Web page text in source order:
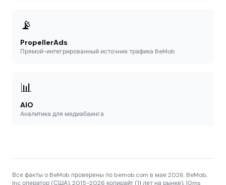
📡
PropellerAds
Прямой-интегрированный источник трафика BeMob
📊
AIO
Аналитика для медиабаинга
Все факты о BeMob проверены по bemob.com в мае 2026. BeMob,
Inc оператор (США), 2015-2026 копирайт (11 лет на рынке), 10ms